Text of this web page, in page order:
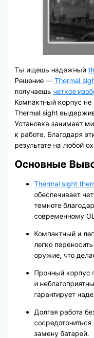
Ты ищешь надежный
Решение — Thermal
получаешь четкое
Компактный корпус
Thermal sight
Установка занимает
к работе. Благодаря
результате на любой
Основные
Thermal sight
обеспечивает
темноте
современному
Компактный и
легко
оружие, что
Прочный корпус
и
гарантирует
Долгая работа
сосредоточиться
замену батарей.